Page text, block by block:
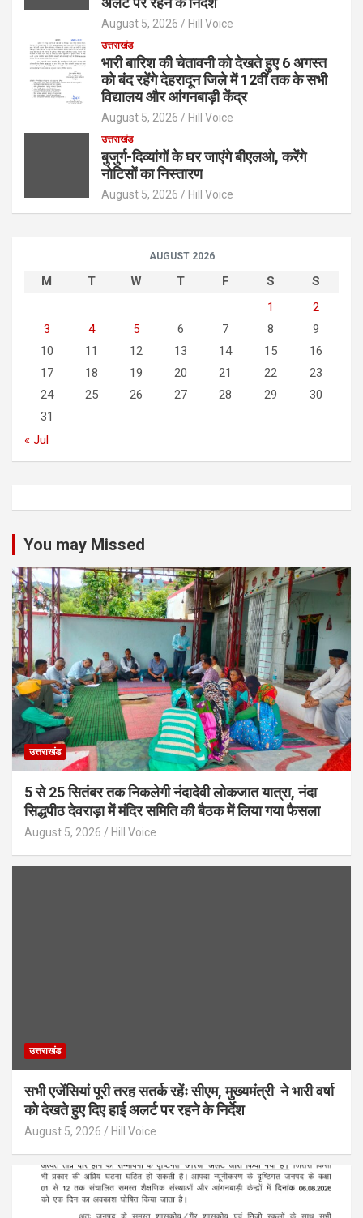
August 5, 2026 Hill Voice
उत्तराखंड
भारी बारिश की चेतावनी को देखते हुए 6 अगस्त
को बंद रहेंगे देहरादून जिले में 12वीं तक के सभी
विद्यालय और आंगनबाड़ी केंद्र
August 5, 2026 Hill Voice
उत्तराखंड
बुजुर्ग-दिव्यांगों के घर जाएंगे बीएलओ, करेंगे
नोटिसों का निस्तारण
August 5, 2026 Hill Voice
AUGUST 2026
M T W T F S
S
1
2
3
4 5 6 7 8
9
10
11 12 13 14 15
16
17
18 19 20 21 22
23
24
25 26 27 28 29
30
31
« Jul
You may Missed
उत्तराखंड
5 से 25 सितंबर तक निकलेगी नंदादेवी लोकजात यात्रा, नंदा
सिद्धपीठ देवराड़ा में मंदिर समिति की बैठक में लिया गया फैसला
August 5, 2026 Hill Voice
उत्तराखंड
सभी एजेंसियां पूरी तरह सतर्क रहेंः सीएम, मुख्यमंत्री ने भारी वर्षा
को देखते हुए दिए हाई अलर्ट पर रहने के निर्देश
August 5, 2026 Hill Voice